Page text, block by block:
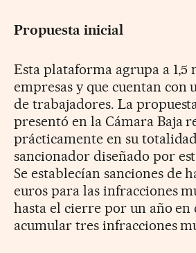
Propuesta inicial
Esta plataforma agrupa a 1,5
empresas y que cuentan con
de trabajadores. La
presentó en la Cámara Baja
prácticamente en su
sancionador diseñado por
Se establecían sanciones de
euros para las infracciones
hasta el cierre por un año en
acumular tres infracciones